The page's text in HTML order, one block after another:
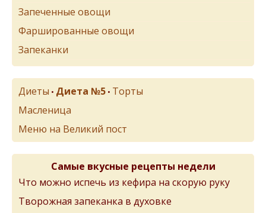
Запеченные овощи
Фаршированные овощи
Запеканки
Диеты • Диета №5 • Торты
Масленица
Меню на Великий пост
Самые вкусные рецепты недели
Что можно испечь из кефира на скорую руку
Творожная запеканка в духовке